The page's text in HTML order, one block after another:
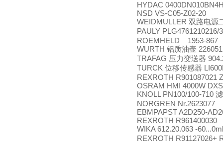
HYDAC
NSD VS-C05-Z02-20
WEIDMULLER 双路电源
PAULY
ROEMHELD 1953-867
WURTH 铝质油壶
TRAFAG 压力变送器
TURCK 位移传感器
REXROTH R901087021
OSRAM HMI 4000W DXS
KNOLL PN100/100-710
NORGREN Nr.2623077
EBMPAPST A2D250-
REXROTH R961400030
WIKA 612.20.063 -
REXROTH R91127026+